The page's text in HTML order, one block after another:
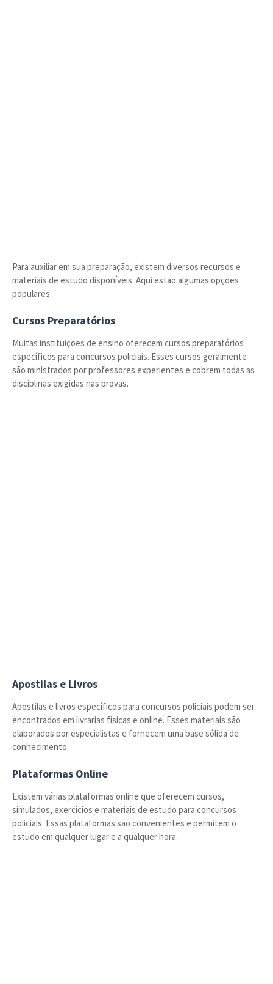
Para auxiliar em sua preparação, existem diversos recursos e
materiais de estudo disponíveis. Aqui estão algumas opções
populares:
Cursos Preparatórios
Muitas instituições de ensino oferecem cursos preparatórios
específicos para concursos policiais. Esses cursos geralmente
são ministrados por professores experientes e cobrem todas as
disciplinas exigidas nas provas.
Apostilas e Livros
Apostilas e livros específicos para concursos policiais podem ser
encontrados em livrarias físicas e online. Esses materiais são
elaborados por especialistas e fornecem uma base sólida de
conhecimento.
Plataformas Online
Existem várias plataformas online que oferecem cursos,
simulados, exercícios e materiais de estudo para concursos
policiais. Essas plataformas são convenientes e permitem o
estudo em qualquer lugar e a qualquer hora.